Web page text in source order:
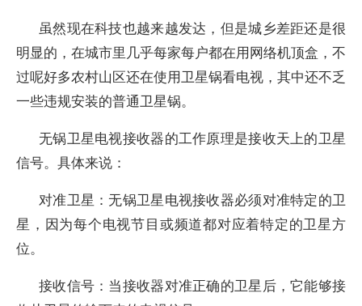
虽然现在科技也越来越发达，但是城乡差距还是很
明显的，在城市里几乎每家每户都在用网络机顶盒，不
过呢好多农村山区还在使用卫星锅看电视，其中还不乏
一些违规安装的普通卫星锅。
无锅卫星电视接收器的工作原理是接收天上的卫星
信号。具体来说：
对准卫星：无锅卫星电视接收器必须对准特定的卫
星，因为每个电视节目或频道都对应着特定的卫星方
位。
接收信号：当接收器对准正确的卫星后，它能够接